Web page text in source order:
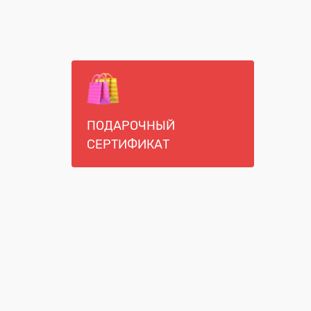
ПОДАРОЧНЫЙ
СЕРТИФИКАТ